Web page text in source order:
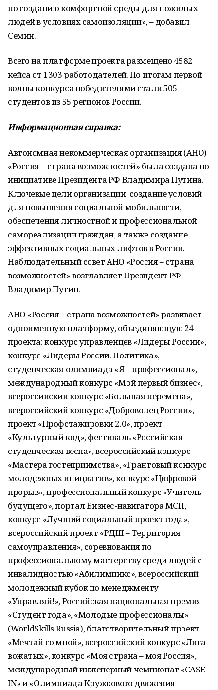
по созданию комфортной среды для пожилых
людей в условиях самоизоляции», – добавил
Семин.
Всего на платформе проекта размещено 4582
кейса от 1303 работодателей. По итогам первой
волны конкурса победителями стали 505
студентов из 55 регионов России.
Информационная справка:
Автономная некоммерческая организация (АНО)
«Россия – страна возможностей» была создана по
инициативе Президента РФ Владимира Путина.
Ключевые цели организации: создание условий
для повышения социальной мобильности,
обеспечения личностной и профессиональной
самореализации граждан, а также создание
эффективных социальных лифтов в России.
Наблюдательный совет АНО «Россия – страна
возможностей» возглавляет Президент РФ
Владимир Путин.
АНО «Россия – страна возможностей» развивает
одноименную платформу, объединяющую 24
проекта: конкурс управленцев «Лидеры России»,
конкурс «Лидеры России. Политика»,
студенческая олимпиада «Я – профессионал»,
международный конкурс «Мой первый бизнес»,
всероссийский конкурс «Большая перемена»,
всероссийский конкурс «Доброволец России»,
проект «Профстажировки 2.0», проект
«Культурный код», фестиваль «Российская
студенческая весна», всероссийский конкурс
«Мастера гостеприимства», «Грантовый конкурс
молодежных инициатив», конкурс «Цифровой
прорыв», профессиональный конкурс «Учитель
будущего», портал Бизнес-навигатора МСП,
конкурс «Лучший социальный проект года»,
всероссийский проект «РДШ – Территория
самоуправления», соревнования по
профессиональному мастерству среди людей с
инвалидностью «Абилимпикс», всероссийский
молодежный кубок по менеджменту
«Управляй!», Российская национальная премия
«Студент года», «Молодые профессионалы»
(WorldSkills Russia), благотворительный проект
«Мечтай со мной», всероссийский конкурс «Лига
вожатых», конкурс «Моя страна – моя Россия»,
международный инженерный чемпионат «CASE-
IN» и «Олимпиада Кружкового движения